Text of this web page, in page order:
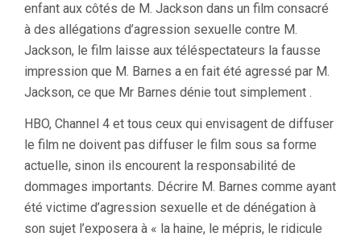
enfant aux côtés de M. Jackson dans un film consacré
à des allégations d’agression sexuelle contre M.
Jackson, le film laisse aux téléspectateurs la fausse
impression que M. Barnes a en fait été agressé par M.
Jackson, ce que Mr Barnes dénie tout simplement .
HBO, Channel 4 et tous ceux qui envisagent de diffuser
le film ne doivent pas diffuser le film sous sa forme
actuelle, sinon ils encourent la responsabilité de
dommages importants. Décrire M. Barnes comme ayant
été victime d’agression sexuelle et de dénégation à
son sujet l’exposera à « la haine, le mépris, le ridicule